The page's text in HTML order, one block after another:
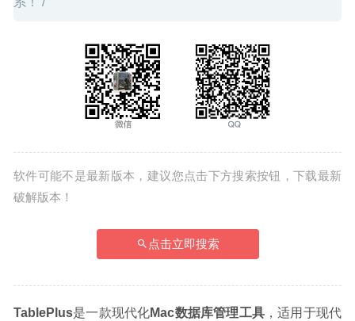
软件可能不是最新版本，建议您点击下方搜索按钮，下载最新
破解版本！
点击立即搜索
TablePlus是一款现代化Mac数据库管理工具 ，适用于现代